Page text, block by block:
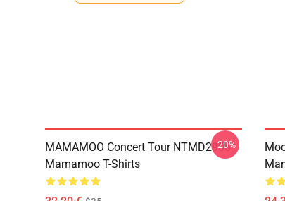
MAMAMOO Concert Tour NTMD2906
Mamamoo T-Shirts
-20%